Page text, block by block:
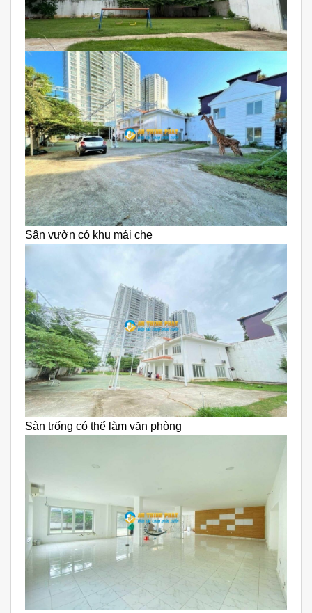
Sân vườn có khu mái che
Sàn trống có thể làm văn phòng